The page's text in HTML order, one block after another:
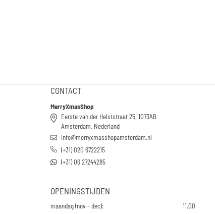
CONTACT
MerryXmasShop
Eerste van der Helststraat 25, 1073AB
Amsterdam, Nederland
info@merryxmasshopamsterdam.nl
(+31) 020 6722215
(+31) 06 27244285
OPENINGSTIJDEN
maandag (nov - dec):
11.00